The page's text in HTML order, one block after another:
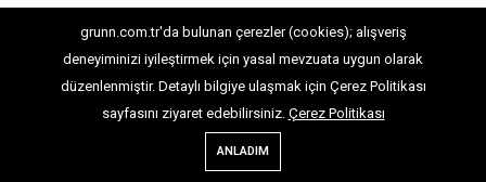
grunn.com.tr'da bulunan çerezler (cookies); alışveriş
deneyiminizi iyileştirmek için yasal mevzuata uygun olarak
düzenlenmiştir. Detaylı bilgiye ulaşmak için Çerez Politikası
sayfasını ziyaret edebilirsiniz. Çerez Politikası
ANLADIM